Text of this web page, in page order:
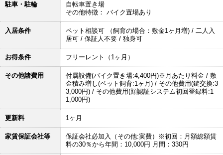
駐車・駐輪
自転車置き場
その他特徴： バイク置場あり
入居条件
ペット相談可 （飼育の場合：敷金1ヶ月増) / 二人入
居可 / 保証人不要 / 独身可
お得条件 フリーレント（1ヶ月）
その他諸費用
付属設備(バイク置き場:4,400円)※月あたり料金 / 敷
金積み増し(ペット飼育:1ヶ月) / その他費用(鍵交換:3
3,000円) / その他費用(顔認証システム初回登録料:1
1,000円)
更新料 1ヶ月
家賃保証会社等
保証会社必加入（その他:実費）※初回：月額総額賃
料の30％から年間：10,000円 月間：330円